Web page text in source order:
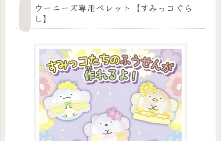
ウーニーズ専用ペレット【すみっコぐら
し】